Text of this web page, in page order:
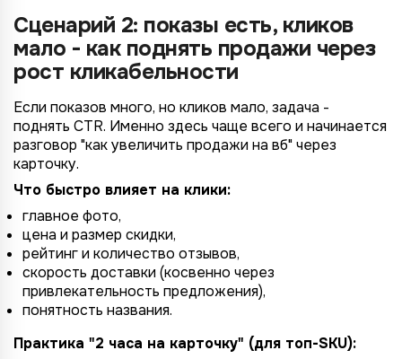
Сценарий 2: показы есть, кликов
мало - как поднять продажи через
рост кликабельности
Если показов много, но кликов мало, задача -
поднять CTR. Именно здесь чаще всего и начинается
разговор "как увеличить продажи на вб" через
карточку.
Что быстро влияет на клики:
главное фото,
цена и размер скидки,
рейтинг и количество отзывов,
скорость доставки (косвенно через
привлекательность предложения),
понятность названия.
Практика "2 часа на карточку" (для топ-SKU):